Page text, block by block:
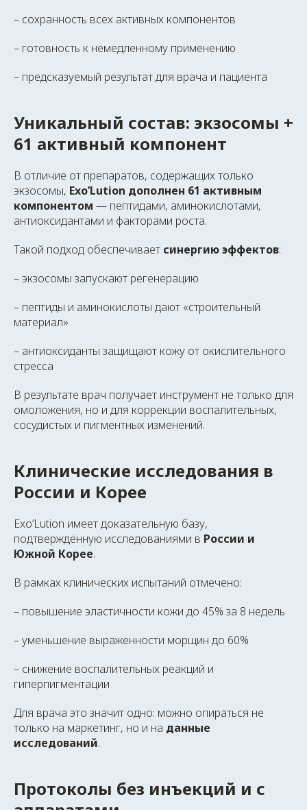
– сохранность всех активных компонентов
– готовность к немедленному применению
– предсказуемый результат для врача и пациента
Уникальный состав: экзосомы +
61 активный компонент
В отличие от препаратов, содержащих только
экзосомы, Exo’Lution дополнен 61 активным
компонентом — пептидами, аминокислотами,
антиоксидантами и факторами роста.
Такой подход обеспечивает синергию эффектов:
– экзосомы запускают регенерацию
– пептиды и аминокислоты дают «строительный
материал»
– антиоксиданты защищают кожу от окислительного
стресса
В результате врач получает инструмент не только для
омоложения, но и для коррекции воспалительных,
сосудистых и пигментных изменений.
Клинические исследования в
России и Корее
Exo’Lution имеет доказательную базу,
подтверждённую исследованиями в России и
Южной Корее.
В рамках клинических испытаний отмечено:
– повышение эластичности кожи до 45% за 8 недель
– уменьшение выраженности морщин до 60%
– снижение воспалительных реакций и
гиперпигментации
Для врача это значит одно: можно опираться не
только на маркетинг, но и на данные
исследований.
Протоколы без инъекций и с